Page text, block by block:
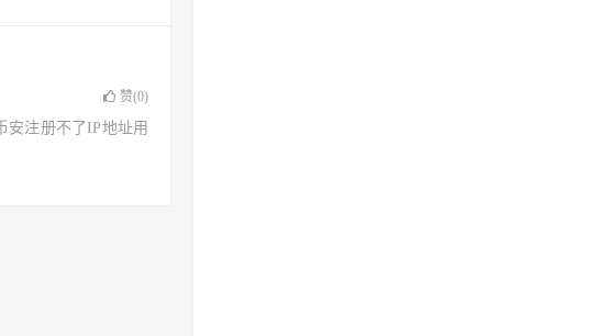
赞(0)
安注册不了IP地址用